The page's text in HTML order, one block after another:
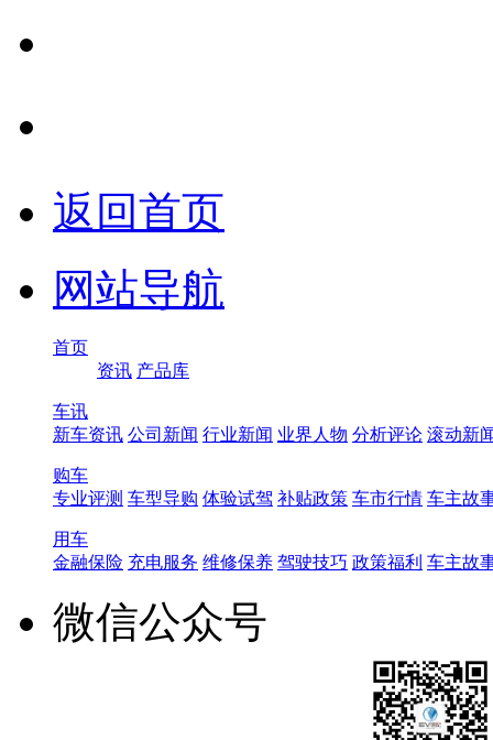
返回首页
网站导航
首页
资讯 产品库
车讯
新车资讯 公司新闻 行业新闻 业界人物 分析评论 滚动新
购车
专业评测 车型导购 体验试驾 补贴政策 车市行情 车主故
用车
金融保险 充电服务 维修保养 驾驶技巧 政策福利 车主故
微信公众号